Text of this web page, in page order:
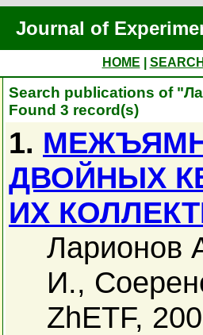
Journal of
HOME
Search publications of
Found 3 record(s)
1.
ДВОЙНЫХ
ИХ
Ларионов
И.,
ZhETF,